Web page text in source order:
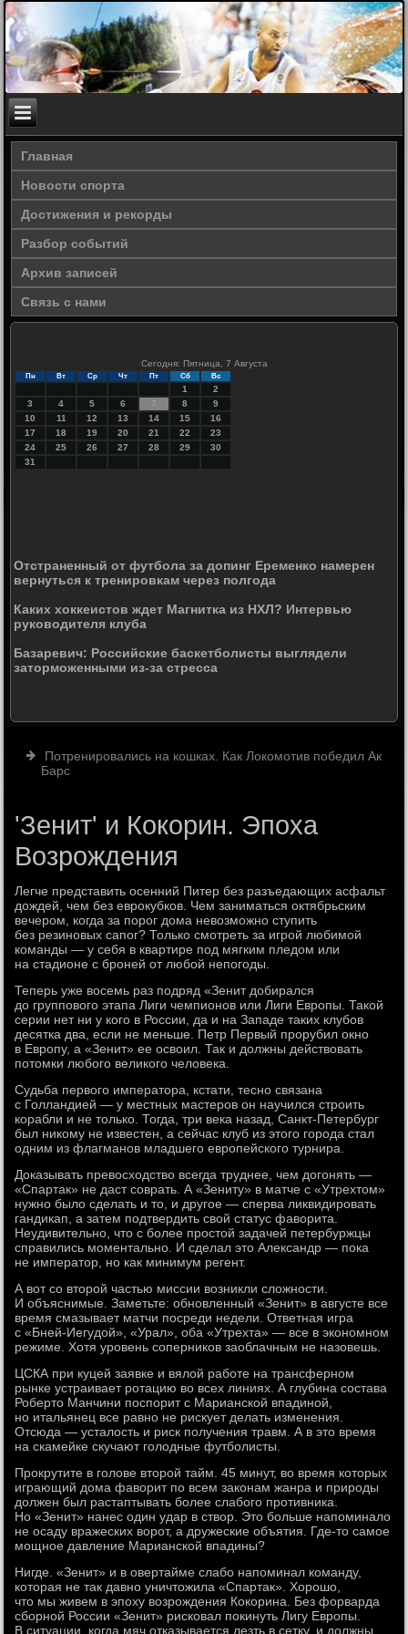
Главная
Новости спорта
Достижения и рекорды
Разбор событий
Архив записей
Связь с нами
Сегодня: Пятница, 7 Августа
Пн Вт Ср Чт Пт Сб Вс
1
2
3
4 5 6 7 8
9
10
11 12 13 14 15
16
17
18 19 20 21 22
23
24
25 26 27 28 29
30
31
Отстраненный от футбола за допинг Еременко намерен
вернуться к тренировкам через полгода
Каких хоккеистов ждет Магнитка из НХЛ? Интервью
руководителя клуба
Базаревич: Российские баскетболисты выглядели
заторможенными из-за стресса
Потренировались на кошках. Как Локомотив победил Ак
Барс
'Зенит' и Кокорин. Эпоха
Возрождения
Легче представить осенний Питер без разъедающих асфальт
дождей, чем без еврокубков. Чем заниматься октябрьским
вечером, когда за порог дома невозможно ступить
без резиновых сапог? Только смотреть за игрой любимой
команды — у себя в квартире под мягким пледом или
на стадионе с броней от любой непогоды.
Теперь уже восемь раз подряд «Зенит добирался
до группового этапа Лиги чемпионов или Лиги Европы. Такой
серии нет ни у кого в России, да и на Западе таких клубов
десятка два, если не меньше. Петр Первый прорубил окно
в Европу, а «Зенит» ее освоил. Так и должны действовать
потомки любого великого человека.
Судьба первого императора, кстати, тесно связана
с Голландией — у местных мастеров он научился строить
корабли и не только. Тогда, три века назад, Санкт-Петербург
был никому не известен, а сейчас клуб из этого города стал
одним из флагманов младшего европейского турнира.
Доказывать превосходство всегда труднее, чем догонять —
«Спартак» не даст соврать. А «Зениту» в матче с «Утрехтом»
нужно было сделать и то, и другое — сперва ликвидировать
гандикап, а затем подтвердить свой статус фаворита.
Неудивительно, что с более простой задачей петербуржцы
справились моментально. И сделал это Александр — пока
не император, но как минимум регент.
А вот со второй частью миссии возникли сложности.
И объяснимые. Заметьте: обновленный «Зенит» в августе все
время смазывает матчи посреди недели. Ответная игра
с «Бней-Иегудой», «Урал», оба «Утрехта» — все в экономном
режиме. Хотя уровень соперников заоблачным не назовешь.
ЦСКА при куцей заявке и вялой работе на трансферном
рынке устраивает ротацию во всех линиях. А глубина состава
Роберто Манчини поспорит с Марианской впадиной,
но итальянец все равно не рискует делать изменения.
Отсюда — усталость и риск получения травм. А в это время
на скамейке скучают голодные футболисты.
Прокрутите в голове второй тайм. 45 минут, во время которых
играющий дома фаворит по всем законам жанра и природы
должен был растаптывать более слабого противника.
Но «Зенит» нанес один удар в створ. Это больше напоминало
не осаду вражеских ворот, а дружеские объятия. Где-то самое
мощное давление Марианской впадины?
Нигде. «Зенит» и в овертайме слабо напоминал команду,
которая не так давно уничтожила «Спартак». Хорошо,
что мы живем в эпоху возрождения Кокорина. Без форварда
сборной России «Зенит» рисковал покинуть Лигу Европы.
В ситуации, когда мяч отказывается лезть в сетку, и должны